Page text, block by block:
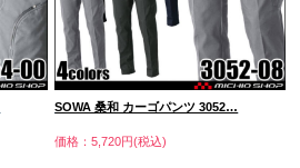
SOWA 桑和 カーゴパンツ 3052…
価格：5,720円(税込)